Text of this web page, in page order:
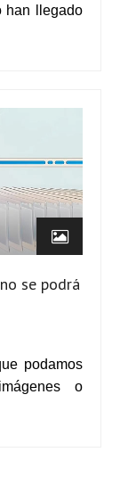
han llegado
se podrá
podamos
o